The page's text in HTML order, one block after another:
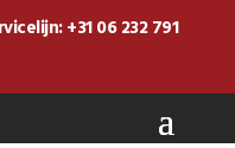
+31 06 232 791